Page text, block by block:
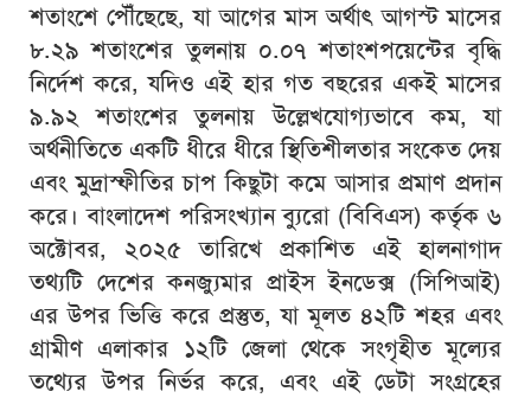
শতাংশে পৌঁছেছে, যা আগের মাস অর্থাৎ আগস্ট মাসের
৮.২৯ শতাংশের তুলনায় ০.০৭ শতাংশপয়েন্টের বৃদ্ধি
নির্দেশ করে, যদিও এই হার গত বছরের একই মাসের
৯.৯২ শতাংশের তুলনায় উল্লেখযোগ্যভাবে কম, যা
অর্থনীতিতে একটি ধীরে ধীরে স্থিতিশীলতার সংকেত দেয়
এবং মুদ্রাস্ফীতির চাপ কিছুটা কমে আসার প্রমাণ প্রদান
করে। বাংলাদেশ পরিসংখ্যান ব্যুরো (বিবিএস) কর্তৃক ৬
অক্টোবর, ২০২৫ তারিখে প্রকাশিত এই হালনাগাদ
তথ্যটি দেশের কনজ্যুমার প্রাইস ইনডেক্স (সিপিআই)
এর উপর ভিত্তি করে প্রস্তুত, যা মূলত ৪২টি শহর এবং
গ্রামীণ এলাকার ১২টি জেলা থেকে সংগৃহীত মূল্যের
তথ্যের উপর নির্ভর করে, এবং এই ডেটা সংগ্রহের